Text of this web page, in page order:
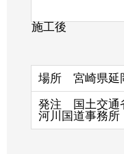
施工後
場所 宮崎県延
発注 国土交
河川国道事務所